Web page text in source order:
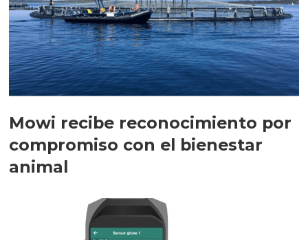
Mowi recibe reconocimiento por
compromiso con el bienestar
animal